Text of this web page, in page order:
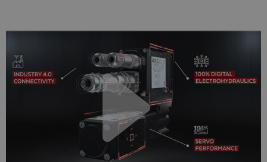
Do you want to leave the